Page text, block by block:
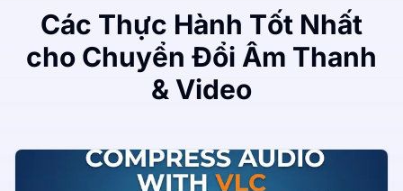
Các Thực Hành Tốt Nhất
cho Chuyển Đổi Âm Thanh
& Video